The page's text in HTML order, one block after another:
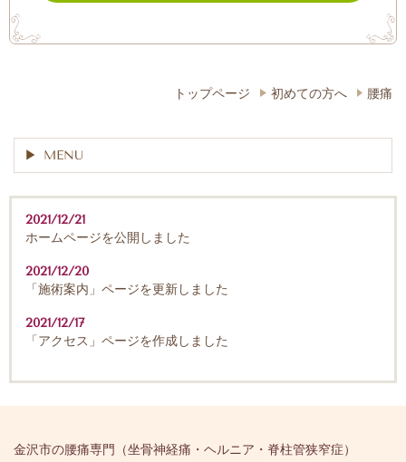
トップページ 初めての方へ 腰痛
MENU
2021/12/21
ホームページを公開しました
2021/12/20
「施術案内」ページを更新しました
2021/12/17
「アクセス」ページを作成しました
金沢市の腰痛専門（坐骨神経痛・ヘルニア・脊柱管狭窄症）